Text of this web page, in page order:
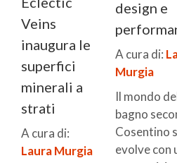
Veins
inaugura le
superfici
minerali a
strati
A cura di:
Laura Murgia
design e
A cura di:
Murgia
Il mondo
bagno
Cosentino
evolve con